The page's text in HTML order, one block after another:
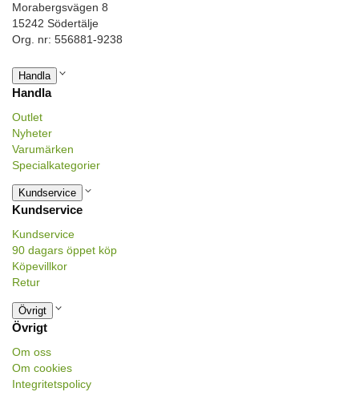
Morabergsvägen 8
15242 Södertälje
Org. nr: 556881-9238
Handla
Handla
Outlet
Nyheter
Varumärken
Specialkategorier
Kundservice
Kundservice
Kundservice
90 dagars öppet köp
Köpevillkor
Retur
Övrigt
Övrigt
Om oss
Om cookies
Integritetspolicy